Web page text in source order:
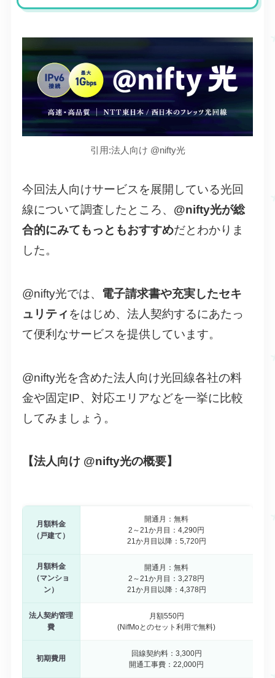
引用:法人向け @nifty光
今回法人向けサービスを展開している光回
線について調査したところ、 @nifty光が総
合的にみてもっともおすすめだとわかりま
した。
@nifty光では、
電子請求書や充実したセキ
ュリティ をはじめ、法人契約するにあたっ
て便利なサービスを提供しています。
@nifty光を含めた法人向け光回線各社の料
金や固定IP、対応エリアなどを一挙に比較
してみましょう。
【法人向け @nifty光の概要】
月額料金
（戸建て）
開通月：無料
2～21か月目：4,290円
21か月目以降：5,720円
月額料金
（マンショ
ン）
開通月：無料
2～21か月目：3,278円
21か月目以降：4,378円
法人契約管理
費
月額550円
(NifMoとのセット利用で無料)
初期費用
回線契約料：3,300円
開通工事費：22,000円